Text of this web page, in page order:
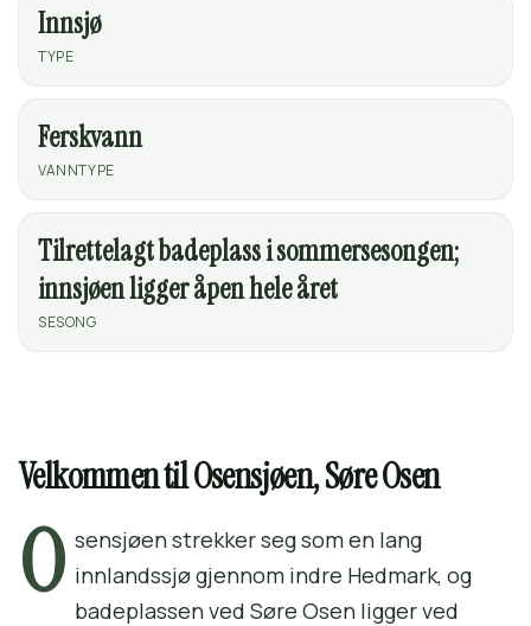
Innsjø
TYPE
Ferskvann
VANNTYPE
Tilrettelagt badeplass i sommersesongen;
innsjøen ligger åpen hele året
SESONG
Velkommen til Osensjøen, Søre Osen
O sensjøen strekker seg som en lang
innlandssjø gjennom indre Hedmark, og
badeplassen ved Søre Osen ligger ved